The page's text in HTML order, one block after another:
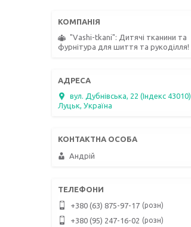
"Vashi-tkani": Дитячі тканини та
фурнітура для шиття та рукоділля!
вул. Дубнівська, 22 (Індекс 43010),
Луцьк, Україна
Андрій
+380 (63) 875-97-17 розн
+380 (95) 247-16-02 розн